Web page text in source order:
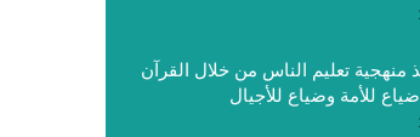
منهجية تعليم الناس من خلال القرآن
للأمة وضياع للأجيال